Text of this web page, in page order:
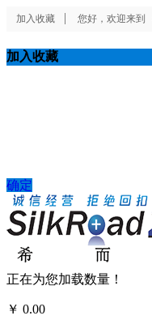
加入收藏 您好，欢迎来到
加入收藏
确定
正在为您加载数量！
￥ 0.00